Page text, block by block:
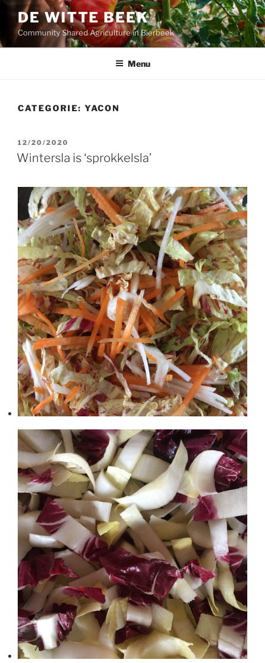
Ga
inhoud
DE WITTE BEEK
Community Shared Agriculture in Bierbeek
Menu
CATEGORIE: YACON
GEPLAATST
OP
12/20/2020
Wintersla is ‘sprokkelsla’